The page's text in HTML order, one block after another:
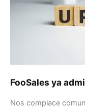
FooSales ya
Nos complace